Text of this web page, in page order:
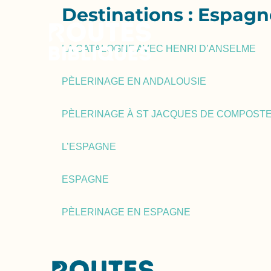
Destinations :
LA CATALOGNE AVEC HENRI D’ANSELME
PÈLERINAGE EN ANDALOUSIE
PÈLERINAGE À ST JACQUES DE
L’ESPAGNE
ESPAGNE
PÈLERINAGE EN ESPAGNE